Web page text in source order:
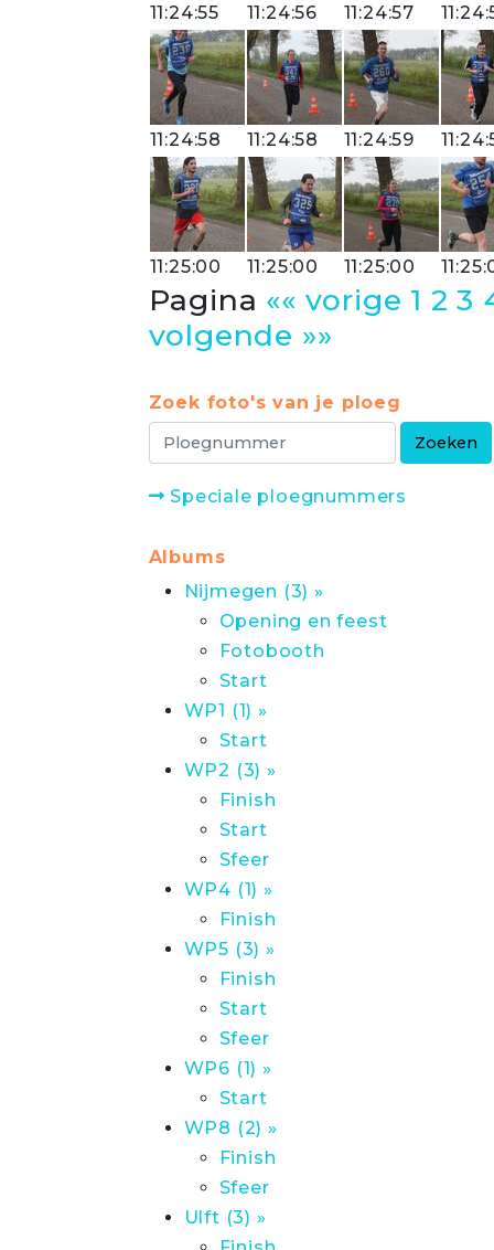
11:24:55 11:24:56 11:24:57
11:24:58 11:24:58 11:24:59
11:25:00 11:25:00 11:25:00
Pagina «« vorige 1 2 3
volgende »»
Zoek foto's van je ploeg
Speciale ploegnummers
Albums
Nijmegen (3) »
Opening en feest
Fotobooth
Start
WP1 (1) »
Start
WP2 (3) »
Finish
Start
Sfeer
WP4 (1) »
Finish
WP5 (3) »
Finish
Start
Sfeer
WP6 (1) »
Start
WP8 (2) »
Finish
Sfeer
Ulft (3) »